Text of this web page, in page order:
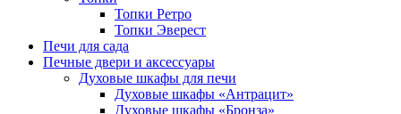
Топки Ретро
Топки Эверест
Печи для сада
Печные двери и аксессуары
Духовые шкафы для печи
Духовые шкафы «Антрацит»
Духовые шкафы «Бронза»